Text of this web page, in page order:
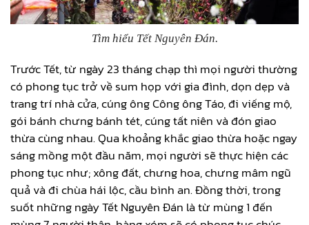
Tìm hiểu Tết Nguyên Đán.
Trước Tết, từ ngày 23 tháng chạp thì mọi người thường
có phong tục trở về sum họp với gia đình, dọn dẹp và
trang trí nhà cửa, cúng ông Công ông Táo, đi viếng mộ,
gói bánh chưng bánh tét, cúng tất niên và đón giao
thừa cùng nhau. Qua khoảng khắc giao thừa hoặc ngay
sáng mồng một đầu năm, mọi người sẽ thực hiện các
phong tục như; xông đất, chưng hoa, chưng mâm ngũ
quả và đi chùa hái lộc, cầu bình an. Đồng thời, trong
suốt những ngày Tết Nguyên Đán là từ mùng 1 đến